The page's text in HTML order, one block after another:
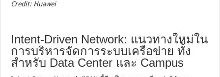
Credit: Huawei
Intent-Driven Network: แนวทางใหม่ใน
การบริหารจัดการระบบเครือข่าย ทั้ง
สำหรับ Data Center และ Campus